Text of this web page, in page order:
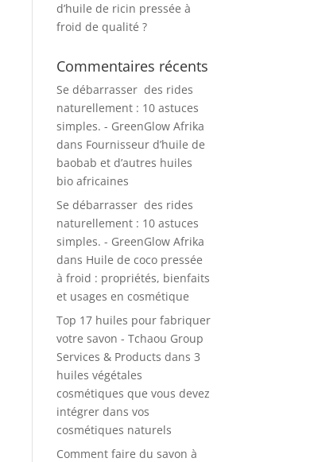
d’huile de ricin pressée à
froid de qualité ?
Commentaires récents
Se débarrasser des rides
naturellement : 10 astuces
simples. - GreenGlow Afrika
dans Fournisseur d’huile de
baobab et d’autres huiles
bio africaines
Se débarrasser des rides
naturellement : 10 astuces
simples. - GreenGlow Afrika
dans Huile de coco pressée
à froid : propriétés, bienfaits
et usages en cosmétique
Top 17 huiles pour fabriquer
votre savon - Tchaou Group
Services & Products dans3
huiles végétales
cosmétiques que vous devez
intégrer dans vos
cosmétiques naturels
Comment faire du savon à